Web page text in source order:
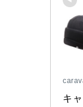
キ